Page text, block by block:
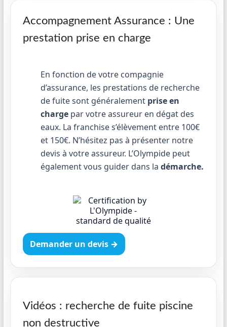
Accompagnement Assurance : Une
prestation prise en charge
En fonction de votre compagnie
d’assurance, les prestations de recherche
de fuite sont généralement prise en
chargepar votre assureur en dégat des
eaux. La franchise s’élèvement entre 100€
et 150€. N’hésitez pas à présenter notre
devis à votre assureur. L’Olympide peut
également vous guider dans la démarche.
Demander un devis →
Vidéos : recherche de fuite piscine
non destructive